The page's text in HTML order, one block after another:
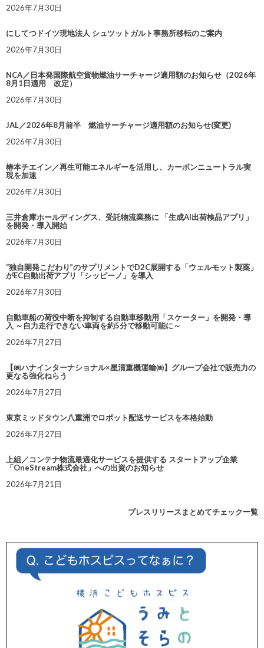
2026年7月30日
にしてつドイツ現地法人 シュツットガルト事務所移転のご案内
2026年7月30日
NCA／日本発国際航空貨物燃油サーチャージ適用額のお知らせ（2026年
8月1日適用 改定）
2026年7月30日
JAL／2026年8月前半 燃油サーチャージ適用額のお知らせ(変更)
2026年7月30日
椿本チエイン／再生可能エネルギーを活用し、カーボンニュートラル実
現を加速
2026年7月30日
三井倉庫ホールディングス、受託物流業務に 「生成AI出荷検品アプリ」
を開発・導入開始
2026年7月30日
“独自開発こだわり”のサプリメントでD2C展開する「ウェルモット製薬」
がEC自動出荷アプリ「シッピーノ」を導入
2026年7月30日
自動車船の荷役中断を抑制する自動車移動用「スケーター」を開発・導
入 ～自力走行できない車両を約5分で移動可能に～
2026年7月27日
【㈱ハナインターナショナル×星清重機運輸㈱】グループ会社で販売力の
更なる強化ねらう
2026年7月27日
東京ミッドタウン八重洲でロボット配送サービスを本格始動
2026年7月27日
上組／コンテナ物流最適化サービスを提供する スタートアップ企業
「OneStream株式会社」への出資のお知らせ
2026年7月21日
プレスリリースまとめてチェック一覧